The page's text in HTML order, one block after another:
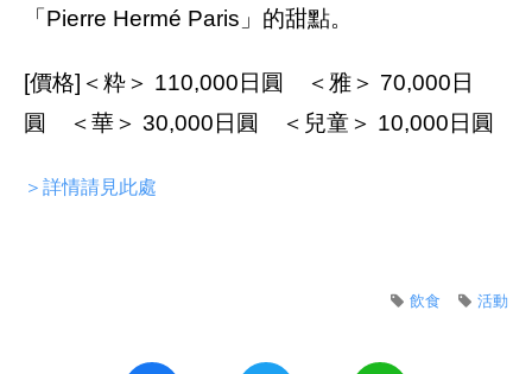
「Pierre Hermé Paris」的甜點。
[價格]＜粋＞ 110,000日圓 ＜雅＞ 70,000日
圓 ＜華＞ 30,000日圓 ＜兒童＞ 10,000日圓
＞詳情請見此處
活動
飲食